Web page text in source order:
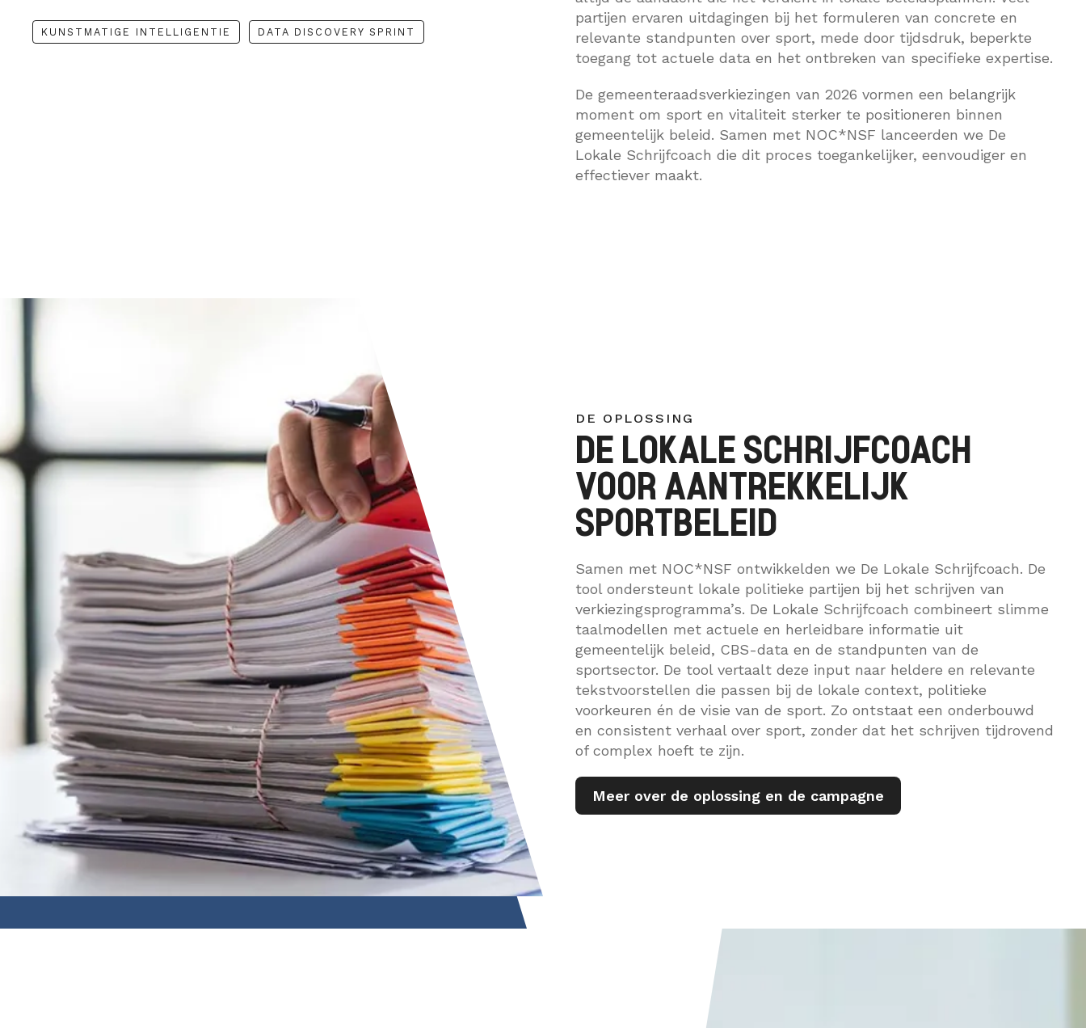
KUNSTMATIGE INTELLIGENTIE DATA DISCOVERY SPRINT
partijen ervaren uitdagingen bij het formuleren van concrete en
relevante standpunten over sport, mede door tijdsdruk, beperkte
toegang tot actuele data en het ontbreken van specifieke expertise.
De gemeenteraadsverkiezingen van 2026 vormen een belangrijk
moment om sport en vitaliteit sterker te positioneren binnen
gemeentelijk beleid. Samen met NOC*NSF lanceerden we De
Lokale Schrijfcoach die dit proces toegankelijker, eenvoudiger en
effectiever maakt.
DE OPLOSSING
DE LOKALE SCHRIJFCOACH
VOOR AANTREKKELIJK
SPORTBELEID
Samen met NOC*NSF ontwikkelden we De Lokale Schrijfcoach. De
tool ondersteunt lokale politieke partijen bij het schrijven van
verkiezingsprogramma’s. De Lokale Schrijfcoach combineert slimme
taalmodellen met actuele en herleidbare informatie uit
gemeentelijk beleid, CBS-data en de standpunten van de
sportsector. De tool vertaalt deze input naar heldere en relevante
tekstvoorstellen die passen bij de lokale context, politieke
voorkeuren én de visie van de sport. Zo ontstaat een onderbouwd
en consistent verhaal over sport, zonder dat het schrijven tijdrovend
of complex hoeft te zijn.
Meer over de oplossing en de campagne